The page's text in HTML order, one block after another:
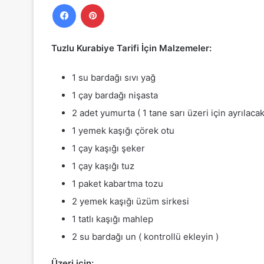
Facebook
Tuzlu Kurabiye Tarifi İçin Malzemeler:
1 su bardağı sıvı yağ
1 çay bardağı nişasta
2 adet yumurta ( 1 tane sarı üzeri için
1 yemek kaşığı çörek otu
1 çay kaşığı şeker
1 çay kaşığı tuz
1 paket kabartma tozu
2 yemek kaşığı üzüm sirkesi
1 tatlı kaşığı mahlep
2 su bardağı un ( kontrollü ekleyin )